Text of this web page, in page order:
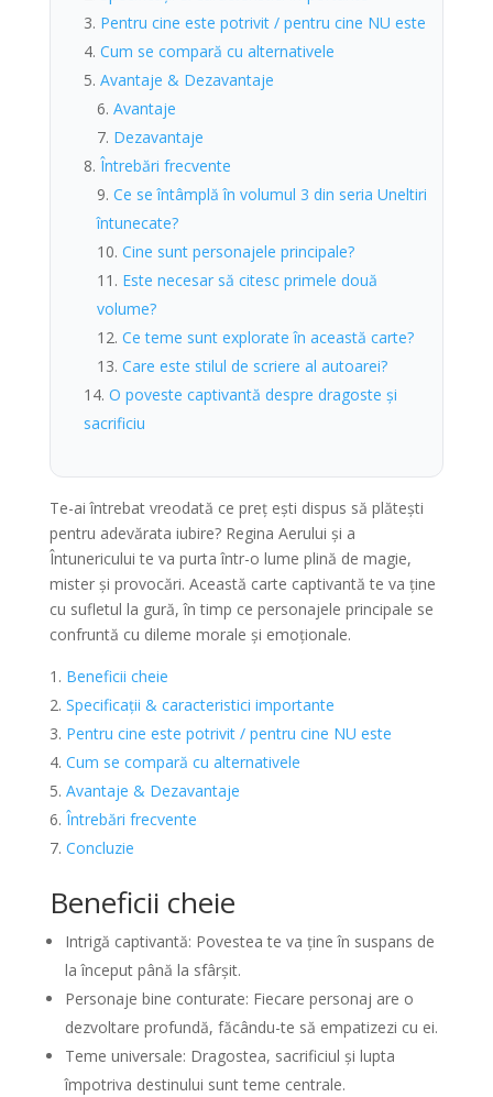
Pentru cine este potrivit / pentru cine NU este
Cum se compară cu alternativele
Avantaje & Dezavantaje
Avantaje
Dezavantaje
Întrebări frecvente
Ce se întâmplă în volumul 3 din seria Uneltiri
întunecate?
Cine sunt personajele principale?
Este necesar să citesc primele două
volume?
Ce teme sunt explorate în această carte?
Care este stilul de scriere al autoarei?
O poveste captivantă despre dragoste și
sacrificiu
Te-ai întrebat vreodată ce preț ești dispus să plătești
pentru adevărata iubire? Regina Aerului și a
Întunericului te va purta într-o lume plină de magie,
mister și provocări. Această carte captivantă te va ține
cu sufletul la gură, în timp ce personajele principale se
confruntă cu dileme morale și emoționale.
Beneficii cheie
Specificații & caracteristici importante
Pentru cine este potrivit / pentru cine NU este
Cum se compară cu alternativele
Avantaje & Dezavantaje
Întrebări frecvente
Concluzie
Beneficii cheie
Intrigă captivantă: Povestea te va ține în suspans de
la început până la sfârșit.
Personaje bine conturate: Fiecare personaj are o
dezvoltare profundă, făcându-te să empatizezi cu ei.
Teme universale: Dragostea, sacrificiul și lupta
împotriva destinului sunt teme centrale.